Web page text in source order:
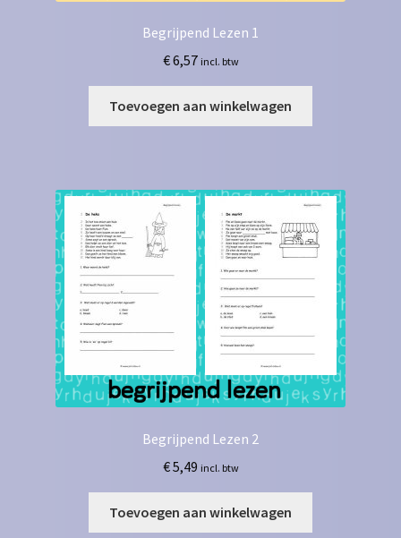
Begrijpend Lezen 1
€6,57 incl. btw
Toevoegen aan winkelwagen
Begrijpend Lezen 2
€5,49 incl. btw
Toevoegen aan winkelwagen